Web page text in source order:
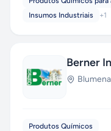
Insumos Industriais
+1
Berner
Produtos Químicos